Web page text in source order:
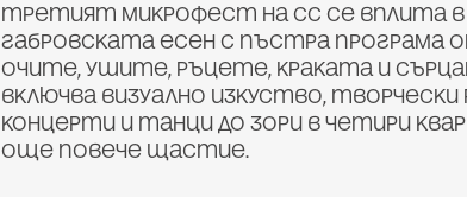
третият Микрофест на СС се вплита в
габровската есен с пъстра програма
очите, ушите, ръцете, краката и
включва визуално изкуство, творчески
концерти и танци до зори в четири
още повече щастие.